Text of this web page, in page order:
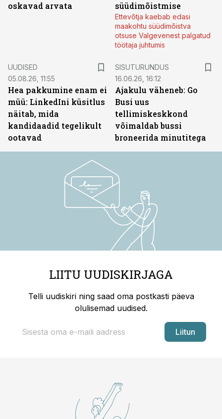
oskavad arvata
süüdimõistmise
Ettevõtja kaebab edasi
maakohtu süüdimõistva
otsuse Valgevenest palgatud
töötaja juhtumis
UUDISED
05.08.26, 11:55
Hea pakkumine enam ei
müü: LinkedIni küsitlus
näitab, mida
kandidaadid tegelikult
ootavad
SISUTURUNDUS
16.06.26, 16:12
Ajakulu väheneb: Go
Busi uus
tellimiskeskkond
võimaldab bussi
broneerida minutitega
LIITU UUDISKIRJAGA
Telli uudiskiri ning saad oma postkasti päeva
olulisemad uudised.
Liitun